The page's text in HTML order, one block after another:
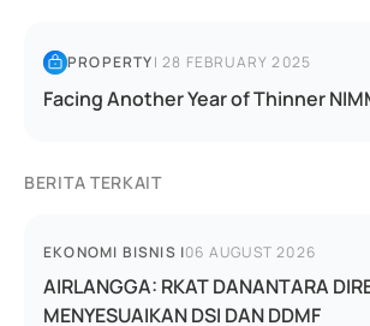
PROPERTY|28 FEBRUARY 2025
Facing Another Year of Thinner
BERITA TERKAIT
EKONOMI BISNIS |06 AUGUST 2026
AIRLANGGA: RKAT DANANTARA
MENYESUAIKAN DSI DAN DDMF